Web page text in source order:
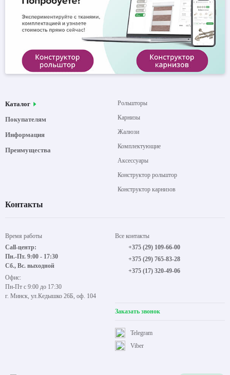
Каталог
Покупателям
Информация
Преимущества
Рольшторы
Карнизы
Жалюзи
Комплектующие
Аксессуары
Конструктор рольштор
Конструктор карнизов
Контакты
Время работы
Call-центр:
Пн.-Пт. 9:00 - 17:30
Сб., Вс. выходной
Офис:
Пн-Пт с 9:00 до 17:30
г. Минск, ул.Кедышко 26Б, оф. 104
Все контакты
+375 (29) 109-66-00
+375 (29) 765-83-28
+375 (17) 320-49-06
Заказать звонок
Viber
Telegram